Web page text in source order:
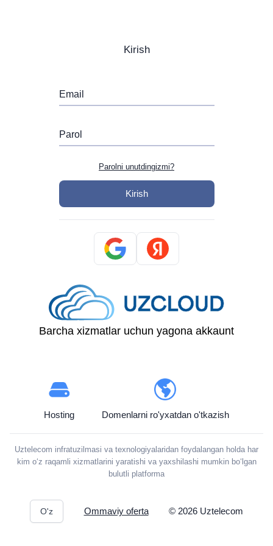
Barcha xizmatlar uchun yagona akkaunt
Hosting Domenlarni ro'yxatdan o'tkazish
Uztelecom infratuzilmasi va texnologiyalaridan foydalangan holda har
kim o‘z raqamli xizmatlarini yaratishi va yaxshilashi mumkin bo‘lgan
bulutli platforma
O'z Ommaviy oferta © 2026Uztelecom
Kirish
Email
Parol
Parolni unutdingizmi?
Kirish